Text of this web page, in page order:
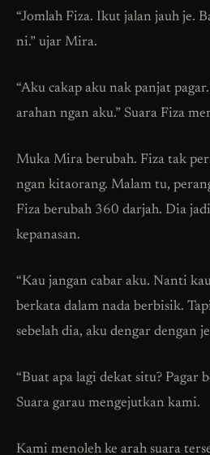
“Jomlah Fiza. Ikut jalan jauh je.
ni.” ujar Mira.
“Aku cakap aku nak panjat
arahan ngan aku.” Suara Fiza
Muka Mira berubah. Fiza tak
ngan kitaorang. Malam tu,
Fiza berubah 360 darjah. Dia
kepanasan.
“Kau jangan cabar aku. Nanti
berkata dalam nada berbisik.
sebelah dia, aku dengar dengan
“Buat apa lagi dekat situ? Pagar
Suara garau mengejutkan kami.
Kami menoleh ke arah suara